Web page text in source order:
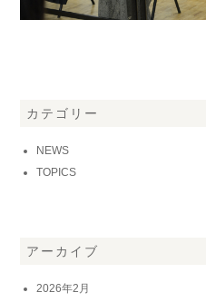
カテゴリー
NEWS
TOPICS
アーカイブ
2026年2月